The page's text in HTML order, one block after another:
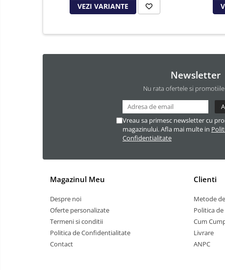
VEZI VARIANTE
Newsletter
Nu rata ofertele si
Vreau sa primesc newsletter cu
magazinului. Afla mai multe in
Confidentialitate
Magazinul Meu
Despre noi
Oferte personalizate
Termeni si conditii
Politica de Confidentialitate
Contact
Clienti
Metode
Politica
Cum
Livrare
ANPC